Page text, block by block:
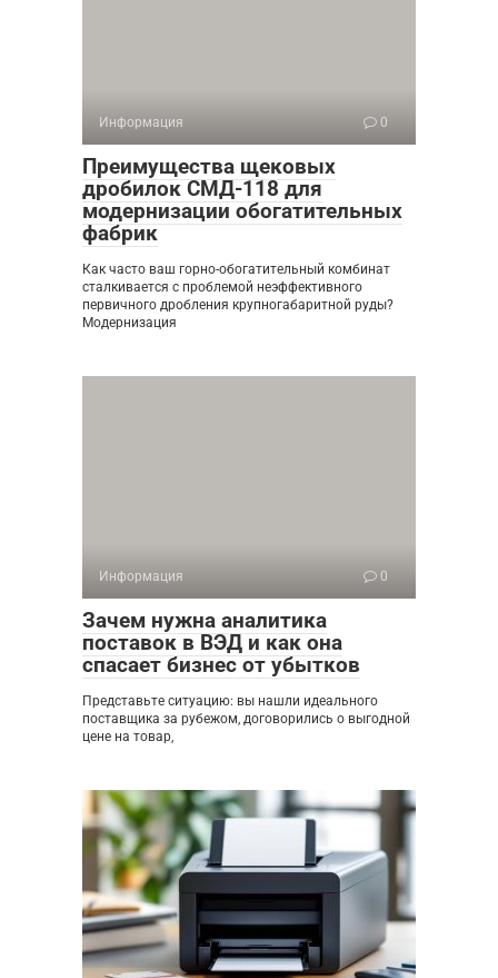
Информация 0
Преимущества щековых
дробилок СМД-118 для
модернизации обогатительных
фабрик
Как часто ваш горно-обогатительный комбинат
сталкивается с проблемой неэффективного
первичного дробления крупногабаритной руды?
Модернизация
Информация 0
Зачем нужна аналитика
поставок в ВЭД и как она
спасает бизнес от убытков
Представьте ситуацию: вы нашли идеального
поставщика за рубежом, договорились о выгодной
цене на товар,